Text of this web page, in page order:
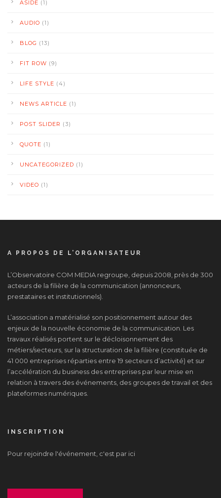
ASIDE (1)
AUDIO (1)
BLOG (13)
FIT ROW (9)
LIFE STYLE (4)
NEWS ARTICLE (1)
POST SLIDER (3)
QUOTE (1)
UNCATEGORIZED (1)
VIDEO (1)
A PROPOS DE L’ORGANISATEUR
L’Observatoire COM MEDIA regroupe, depuis 2008, près de 300
acteurs de la filière de la communication (annonceurs,
prestataires et institutionnels).
L’association a matérialisé son positionnement autour des
enjeux de la nouvelle économie de la communication. Les
travaux réalisés portent sur le décloisonnement des
métiers/secteurs, sur la structuration de la filière (constituée de
41 000 entreprises réparties entre 19 secteurs d’activité) et sur
l’accélération du business des entreprises par leur mise en
relation à travers des événements, des groupes de travail et des
plateformes numériques.
INSCRIPTION
Pour rejoindre l'événement, c'est par ici